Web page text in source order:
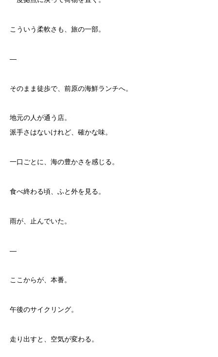
こういう柔軟さも、旅の一部。
—
そのまま徒歩で、前原の海鮮ランチへ。
地元の人が通う店。
派手さはないけれど、確かな味。
一口ごとに、海の豊かさを感じる。
食べ終わる頃、ふと外を見る。
雨が、止んでいた。
—
ここからが、本番。
午後のサイクリング。
走り出すと、空気が変わる。